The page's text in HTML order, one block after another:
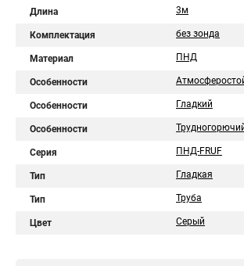
Длина 3м
Комплектация без зонда
Материал ПНД
Особенности
Особенности Гладкий
Особенности
Серия ПНД-FRUF
Тип Гладкая
Тип Труба
Цвет Серый